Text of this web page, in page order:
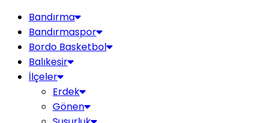
Bandırma
Bandırmaspor
Bordo Basketbol
Balıkesir
İlçeler
Erdek
Gönen